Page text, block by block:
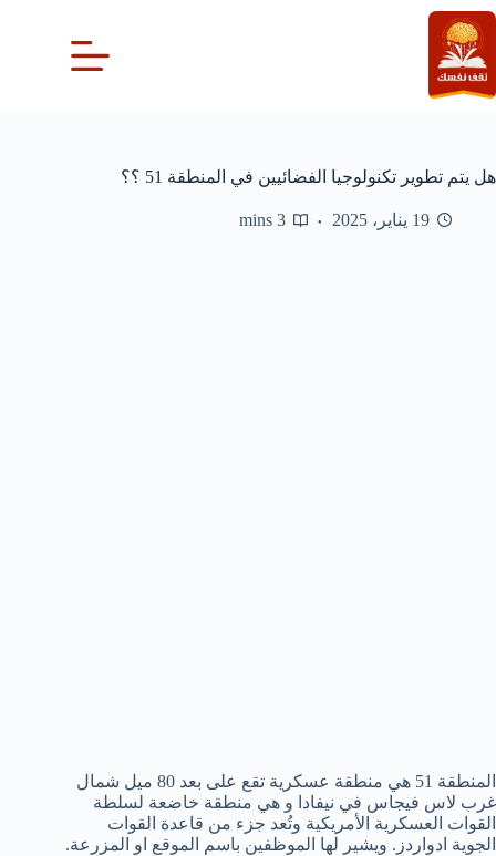
التجاوز
إلى
المحتوى
هل يتم تطوير تكنولوجيا الفضائيين في المنطقة 51 ؟؟
19 يناير، 2025 3 mins
المنطقة 51 هي منطقة عسكرية تقع على بعد 80 ميل شمال
غرب لاس فيجاس في نيفادا و هي منطقة خاضعة لسلطة
القوات العسكرية الأمريكية وتُعد جزء من قاعدة القوات
الجوية ادواردز. ويشير لها الموظفين باسم الموقع او المزرعة.